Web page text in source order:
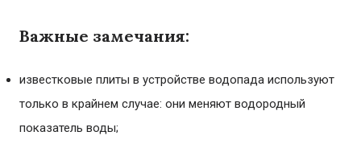
Важные замечания:
известковые плиты в устройстве водопада используют
только в крайнем случае: они меняют водородный
показатель воды;